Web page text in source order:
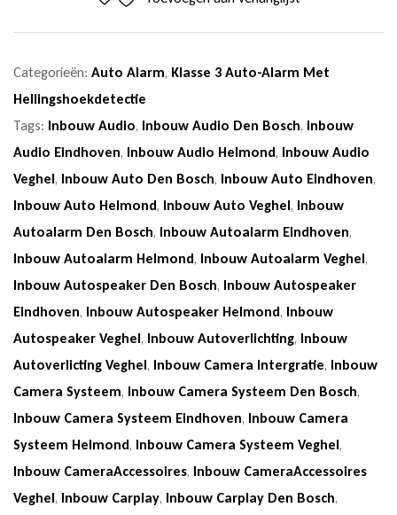
Categorieën: Auto Alarm, Klasse 3 Auto-Alarm Met
Hellingshoekdetectie
Tags: Inbouw Audio, Inbouw Audio Den Bosch, Inbouw
Audio Eindhoven, Inbouw Audio Helmond, Inbouw Audio
Veghel, Inbouw Auto Den Bosch, Inbouw Auto Eindhoven,
Inbouw Auto Helmond, Inbouw Auto Veghel, Inbouw
Autoalarm Den Bosch, Inbouw Autoalarm Eindhoven,
Inbouw Autoalarm Helmond, Inbouw Autoalarm Veghel,
Inbouw Autospeaker Den Bosch, Inbouw Autospeaker
Eindhoven, Inbouw Autospeaker Helmond, Inbouw
Autospeaker Veghel, Inbouw Autoverlichting, Inbouw
Autoverlicting Veghel, Inbouw Camera Intergratie, Inbouw
Camera Systeem, Inbouw Camera Systeem Den Bosch,
Inbouw Camera Systeem Eindhoven, Inbouw Camera
Systeem Helmond, Inbouw Camera Systeem Veghel,
Inbouw CameraAccessoires, Inbouw CameraAccessoires
Veghel, Inbouw Carplay, Inbouw Carplay Den Bosch,